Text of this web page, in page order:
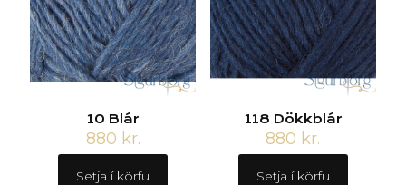
10 Blár
880 kr.
Setja í körfu
118 Dökkblár
880 kr.
Setja í körfu